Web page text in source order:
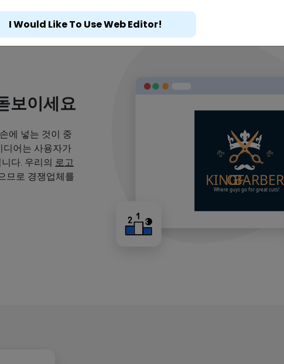
보이세요
에 넣는 것이 중
디어는 사용자가
다. 우리의 로고
므로 경쟁업체를
I Would Like To Use Web Editor!